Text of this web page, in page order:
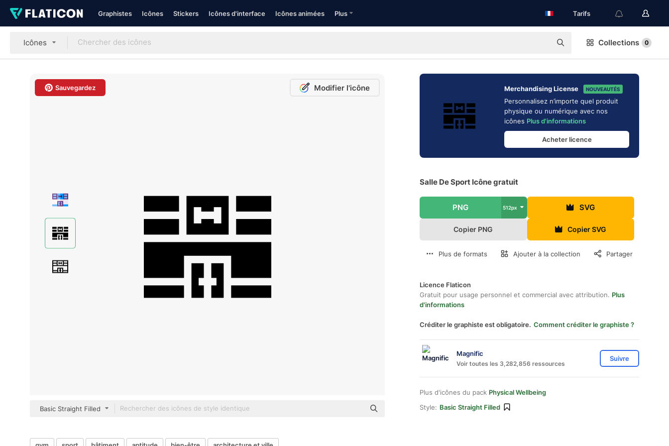
Graphistes Icônes Stickers Icônes d'interface Icônes animées Plus Tarifs
Icônes Collections 0
Sauvegardez Modifier l'icône
Basic Straight Filled
Merchandising License NOUVEAUTÉS
Personnalisez n’importe quel produit
physique ou numérique avec nos
icônes Plus d'informations
Acheter licence
Salle De Sport Icône gratuit
PNG 512px SVG
Copier PNG Copier SVG
Plus de formats Ajouter à la collection Partager
Licence Flaticon
Gratuit pour usage personnel et commercial avec attribution. Plus
d'informations
Créditer le graphiste est obligatoire. Comment créditer le graphiste ?
Magnific
Voir toutes les 3,282,856 ressources
Suivre
Plus d'icônes du pack Physical Wellbeing
Style: Basic Straight Filled